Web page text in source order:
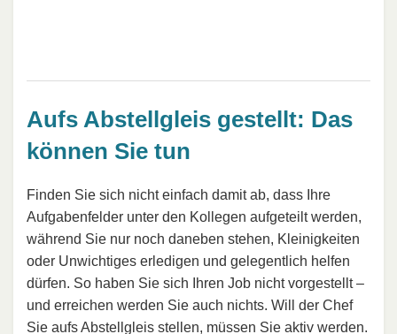
Aufs Abstellgleis gestellt: Das
können Sie tun
Finden Sie sich nicht einfach damit ab, dass Ihre
Aufgabenfelder unter den Kollegen aufgeteilt werden,
während Sie nur noch daneben stehen, Kleinigkeiten
oder Unwichtiges erledigen und gelegentlich helfen
dürfen. So haben Sie sich Ihren Job nicht vorgestellt –
und erreichen werden Sie auch nichts. Will der Chef
Sie aufs Abstellgleis stellen, müssen Sie aktiv werden.